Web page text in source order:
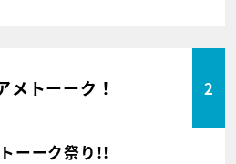
メトーーク！ 2
ーーク祭り!!